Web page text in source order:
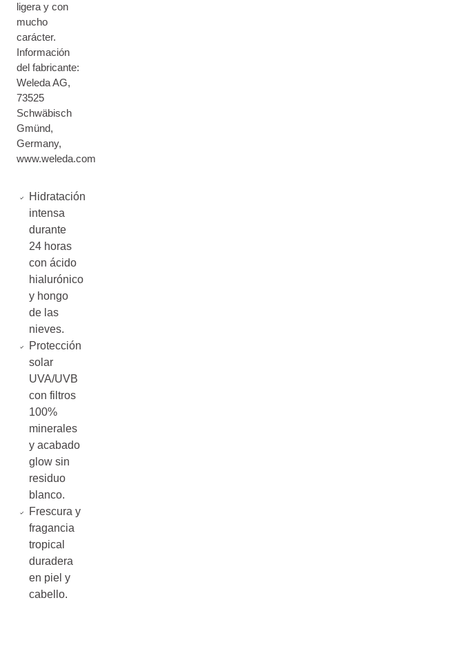
ligera y con
mucho
carácter.
Información
del fabricante:
Weleda AG,
73525
Schwäbisch
Gmünd,
Germany,
www.weleda.com
Hidratación
intensa
durante
24 horas
con ácido
hialurónico
y hongo
de las
nieves.
Protección
solar
UVA/UVB
con filtros
100%
minerales
y acabado
glow sin
residuo
blanco.
Frescura y
fragancia
tropical
duradera
en piel y
cabello.